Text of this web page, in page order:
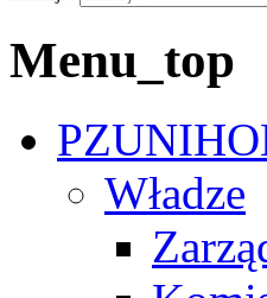
Menu_top
Władze